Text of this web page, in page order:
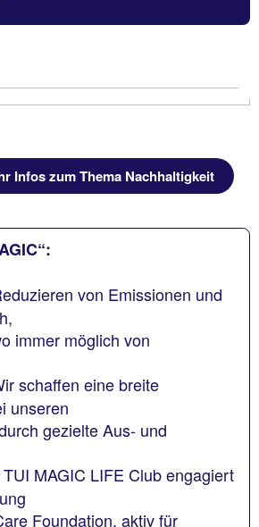
Infos zum Thema Nachhaltigkeit
von Emissionen und
immer möglich von
schaffen eine breite
unseren
gezielte Aus- und
MAGIC LIFE Club engagiert
Foundation, aktiv für